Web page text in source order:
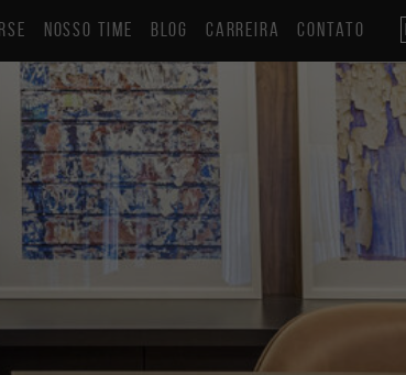
RSE NOSSO TIME BLOG CARREIRA CONTATO